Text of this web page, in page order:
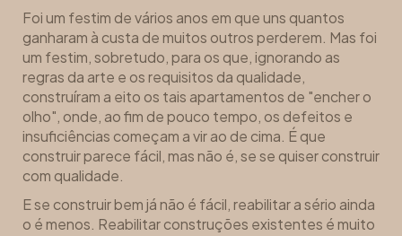
Foi um festim de vários anos em que uns quantos
ganharam à custa de muitos outros perderem. Mas foi
um festim, sobretudo, para os que, ignorando as
regras da arte e os requisitos da qualidade,
construíram a eito os tais apartamentos de "encher o
olho", onde, ao fim de pouco tempo, os defeitos e
insuficiências começam a vir ao de cima. É que
construir parece fácil, mas não é, se se quiser construir
com qualidade.
E se construir bem já não é fácil, reabilitar a sério ainda
o é menos. Reabilitar construções existentes é muito